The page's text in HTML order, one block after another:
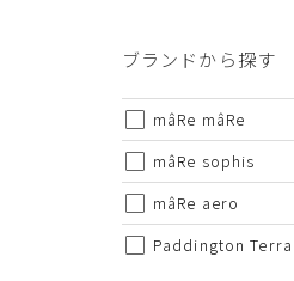
ブランドから探す
mâRe mâRe
mâRe sophis
mâRe aero
Paddington
・掲載されております
・掲載されております
・仕様および外観・価
・当オンラインストア
・ご試着につきまして